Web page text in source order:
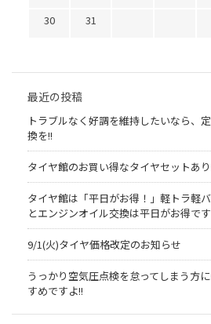
30
31
最近の投稿
トラブルなく好調を維持したいなら、
換を!!
タイヤ館のお買い得なタイヤセットあ
タイヤ館は「平日がお得！」軽トラ軽
とエンジンオイル交換は平日がお得で
9/1(火)タイヤ価格改定のお知らせ
うっかり空気圧点検を怠ってしまう方
すめですよ!!